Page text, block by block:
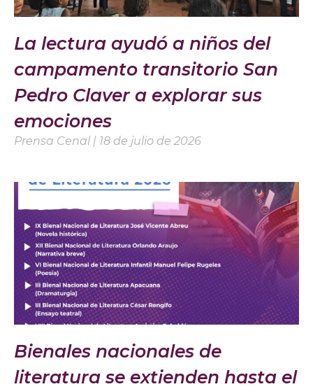
La lectura ayudó a niños del
campamento transitorio San
Pedro Claver a explorar sus
emociones
Prensa Cenal 18 de julio de 2026
Bienales nacionales de
literatura se extienden hasta el